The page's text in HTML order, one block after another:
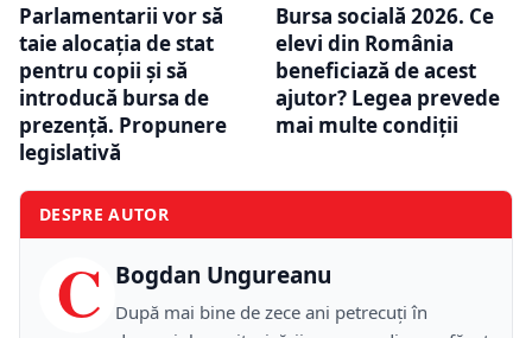
Parlamentarii vor să
taie alocația de stat
pentru copii și să
introducă bursa de
prezență. Propunere
legislativă
Bursa socială 2026. Ce
elevi din România
beneficiază de acest
ajutor? Legea prevede
mai multe condiții
DESPRE AUTOR
C Bogdan Ungureanu
După mai bine de zece ani petrecuţi în